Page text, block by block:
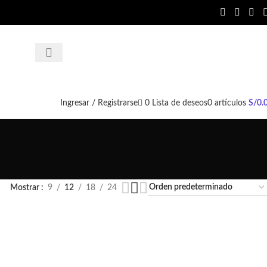
Ingresar / Registrarse 0 Lista de deseos0 artículos S/
Mostrar 9 12 18 24